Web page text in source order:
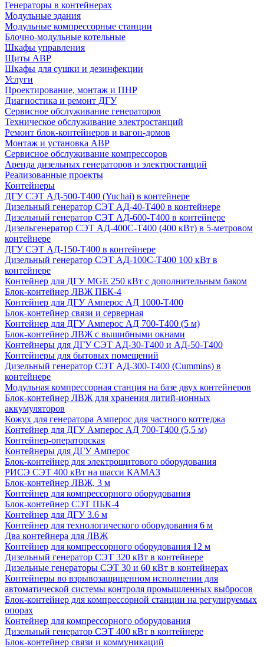
Генераторы в контейнерах
Модульные здания
Модульные компрессорные станции
Блочно-модульные котельные
Шкафы управления
Щиты АВР
Шкафы для сушки и дезинфекции
Услуги
Проектирование, монтаж и ПНР
Диагностика и ремонт ДГУ
Сервисное обслуживание генераторов
Техническое обслуживание электростанций
Ремонт блок-контейнеров и вагон-домов
Монтаж и установка АВР
Сервисное обслуживание компрессоров
Аренда дизельных генераторов и электростанций
Реализованные проекты
Контейнеры
ДГУ СЭТ АД-500-Т400 (Yuchai) в контейнере
Дизельный генератор СЭТ АД-40-Т400 в контейнере
Дизельный генератор СЭТ АД-600-Т400 в контейнере
Дизельгенератор СЭТ АД-400С-Т400 (400 кВт) в 5-метровом
контейнере
ДГУ СЭТ АД-150-Т400 в контейнере
Дизельный генератор СЭТ АД-100С-Т400 100 кВт в
контейнере
Контейнер для ДГУ MGE 250 кВт с дополнительным баком
Блок-контейнер ЛВЖ ПБК-4
Контейнер для ДГУ Амперос АД 1000-Т400
Блок-контейнер связи и серверная
Контейнер для ДГУ Амперос АД 700-Т400 (5 м)
Блок-контейнер ЛВЖ с вышибными окнами
Контейнеры для ДГУ СЭТ АД-30-Т400 и АД-50-Т400
Контейнеры для бытовых помещений
Дизельный генератор СЭТ АД-300-Т400 (Cummins) в
контейнере
Модульная компрессорная станция на базе двух контейнеров
Блок-контейнер ЛВЖ для хранения литий-ионных
аккумуляторов
Кожух для генератора Амперос для частного коттеджа
Контейнер для ДГУ Амперос АД 700-Т400 (5,5 м)
Контейнер-операторская
Контейнеры для ДГУ Амперос
Блок-контейнер для электрощитового оборудования
РИСЭ СЭТ 400 кВт на шасси КАМАЗ
Блок-контейнер ЛВЖ, 3 м
Контейнер для компрессорного оборудования
Блок-контейнер СЭТ ПБК-4
Контейнер для ДГУ 3.6 м
Контейнер для технологического оборудования 6 м
Два контейнера для ЛВЖ
Контейнер для компрессорного оборудования 12 м
Дизельный генератор СЭТ 320 кВт в контейнере
Дизельные генераторы СЭТ 30 и 60 кВт в контейнерах
Контейнеры во взрывозащищенном исполнении для
автоматической системы контроля промышленных выбросов
Блок-контейнер для компрессорной станции на регулируемых
опорах
Контейнер для компрессорного оборудования
Дизельный генератор СЭТ 400 кВт в контейнере
Блок-контейнер связи и коммуникаций